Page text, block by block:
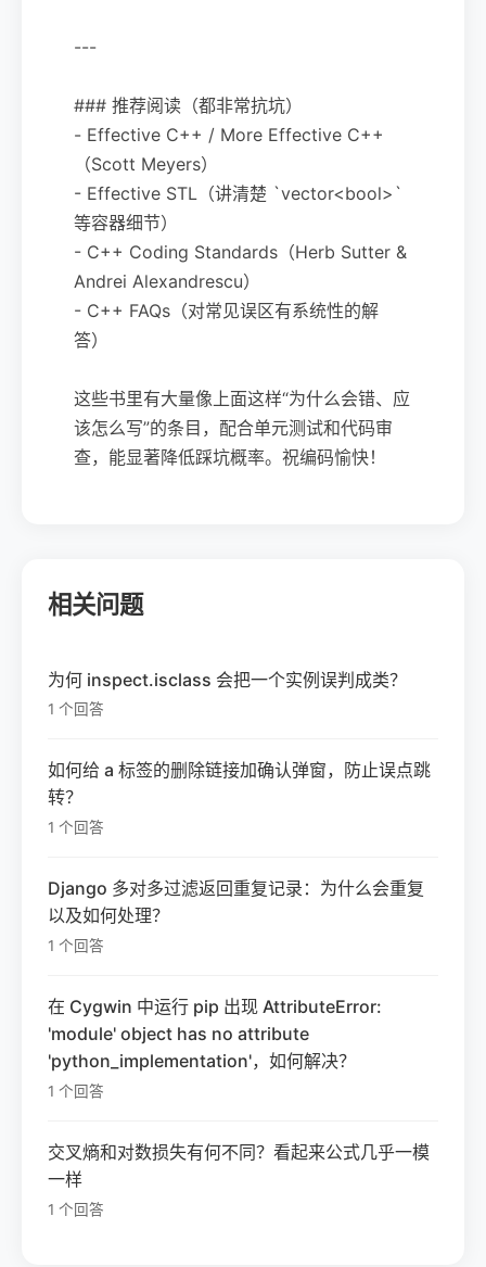
---
### 推荐阅读（都非常抗坑）
- Effective C++ / More Effective C++
（Scott Meyers）
- Effective STL（讲清楚 `vector<bool>`
等容器细节）
- C++ Coding Standards（Herb Sutter &
Andrei Alexandrescu）
- C++ FAQs（对常见误区有系统性的解
答）
这些书里有大量像上面这样“为什么会错、应
该怎么写”的条目，配合单元测试和代码审
查，能显著降低踩坑概率。祝编码愉快！
相关问题
为何 inspect.isclass 会把一个实例误判成类？
1 个回答
如何给 a 标签的删除链接加确认弹窗，防止误点跳
转？
1 个回答
Django 多对多过滤返回重复记录：为什么会重复
以及如何处理？
1 个回答
在 Cygwin 中运行 pip 出现 AttributeError:
'module' object has no attribute
'python_implementation'，如何解决？
1 个回答
交叉熵和对数损失有何不同？看起来公式几乎一模
一样
1 个回答